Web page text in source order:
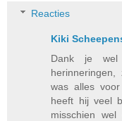
Reacties
Kiki
Dank je wel
was alles
heeft hij veel
misschien